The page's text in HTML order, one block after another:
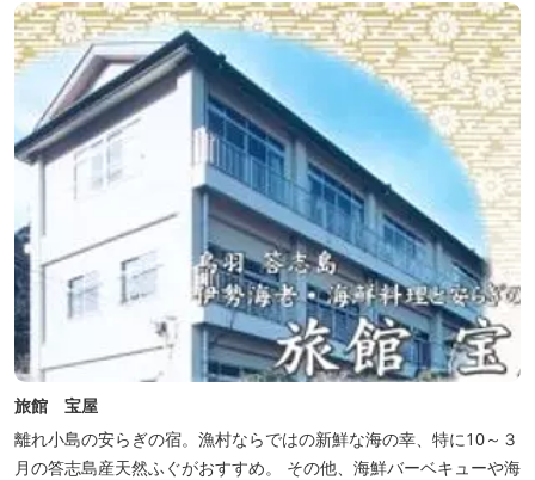
旅館 宝屋
離れ小島の安らぎの宿。漁村ならではの新鮮な海の幸、特に10～３
月の答志島産天然ふぐがおすすめ。 その他、海鮮バーベキューや海